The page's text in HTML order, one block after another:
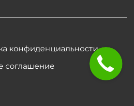
конфиденциальности
соглашение